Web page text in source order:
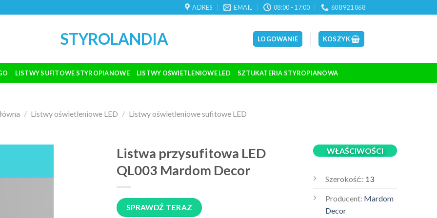
ADRES EMAIL 08:00 - 17:00 608 921 068
STYROLANDIA LOGOWANIE KOSZYK
LISTWY SUFITOWE STYROPIANOWE LISTWY OŚWIETLENIOWE LED SZTUKATERIA STYROPIANOWA
/ Listwy oświetleniowe LED / Listwy oświetleniowe sufitowe LED
Listwa przysufitowa LED
QL003 Mardom Decor
SPRAWDŹ TERAZ
WŁAŚCIWOŚCI
Szerokość:: 13
Producent: Mardom
Decor